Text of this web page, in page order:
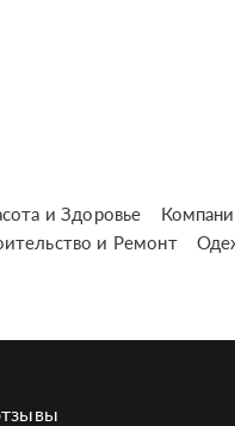
и Здоровье
и Ремонт